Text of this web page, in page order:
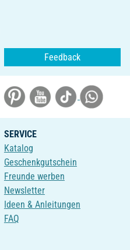
Feedback
SERVICE
Katalog
Geschenkgutschein
Freunde werben
Newsletter
Ideen & Anleitungen
FAQ